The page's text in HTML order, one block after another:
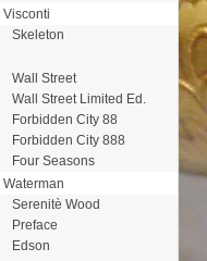
Visconti
Skeleton
Wall Street
Wall Street Limited Ed.
Forbidden City 88
Forbidden City 888
Four Seasons
Waterman
Serenitè Wood
Preface
Edson